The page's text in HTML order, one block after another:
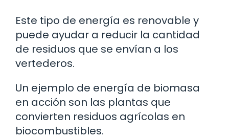
Este tipo de energía es renovable y
puede ayudar a reducir la cantidad
de residuos que se envían a los
vertederos.
Un ejemplo de energía de biomasa
en acción son las plantas que
convierten residuos agrícolas en
biocombustibles.